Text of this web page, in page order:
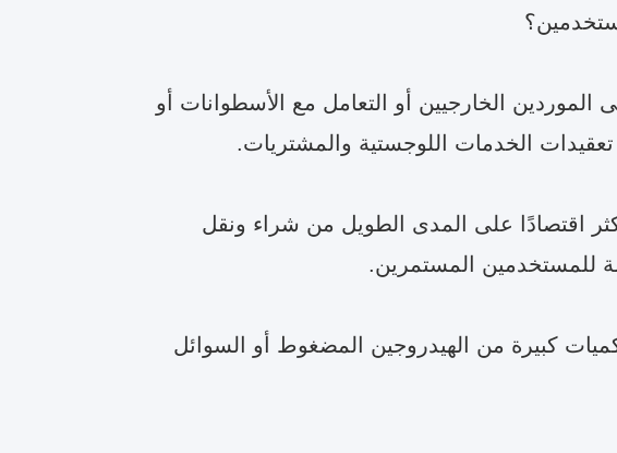
الموردين الخارجيين أو التعامل مع الأسطوانات أو
الخدمات اللوجستية والمشتريات.
أكثر اقتصادًا على المدى الطويل من شراء ونقل
للمستخدمين المستمرين.
كبيرة من الهيدروجين المضغوط أو السوائل